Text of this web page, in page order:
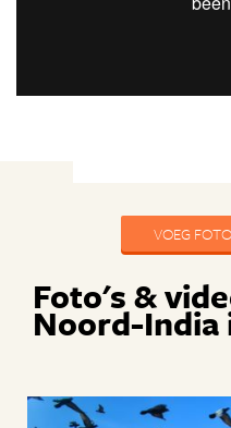
VOEG
Foto's &
Noord-India